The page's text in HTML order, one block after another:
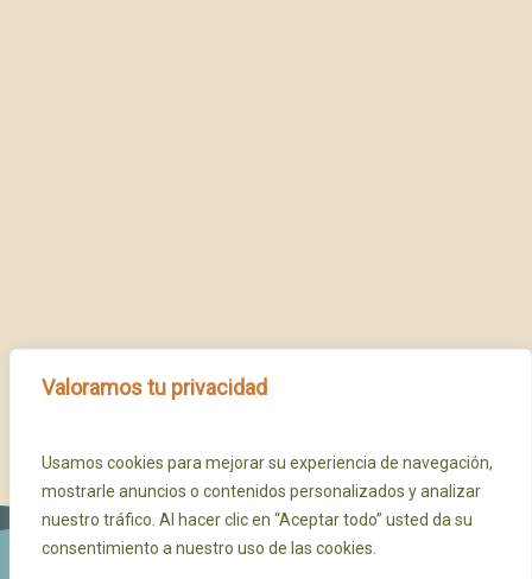
Valoramos tu privacidad
Usamos cookies para mejorar su experiencia de navegación,
mostrarle anuncios o contenidos personalizados y analizar
nuestro tráfico. Al hacer clic en “Aceptar todo” usted da su
consentimiento a nuestro uso de las cookies.